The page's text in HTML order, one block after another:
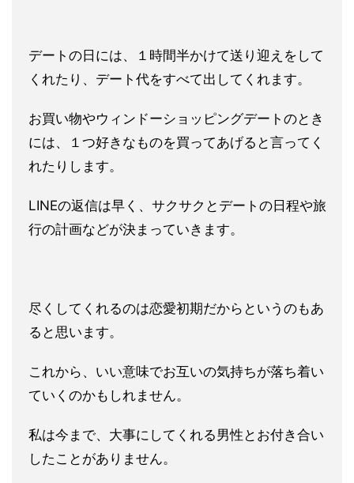
デートの日には、１時間半かけて送り迎えをして
くれたり、デート 代をすべて出してくれます。
お買い物やウィンドーショッピングデートのとき
には、１つ好きな ものを買ってあげると言ってく
れたりします。
LINEの返信は早く、サクサクとデートの日程や旅
行の計画などが決まっていきます。
尽くしてくれるのは恋愛初期だからというのもあ
ると思います。
これから、いい意味でお互いの気持ちが落ち着い
ていくのかもしれま せん。
私は今まで、大事にしてくれる男性とお付き合い
したことがありま せん。